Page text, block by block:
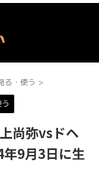
る・使う >
尚弥vsドヘ
9月3日に生